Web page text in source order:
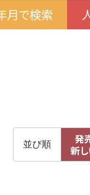
月で検索
並び順
発
新